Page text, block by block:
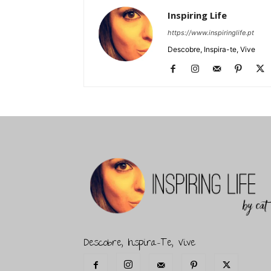
Inspiring Life
https://www.inspiringlife.pt
Descobre, Inspira-te, Vive
Descobre, Inspira-Te, Vive